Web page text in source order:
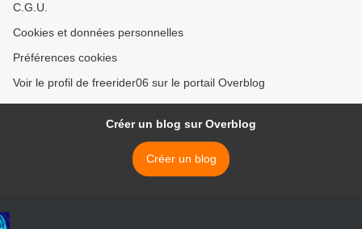
C.G.U.
Cookies et données personnelles
Préférences cookies
Voir le profil de freerider06 sur le portail Overblog
Créer un blog sur Overblog
Créer un blog